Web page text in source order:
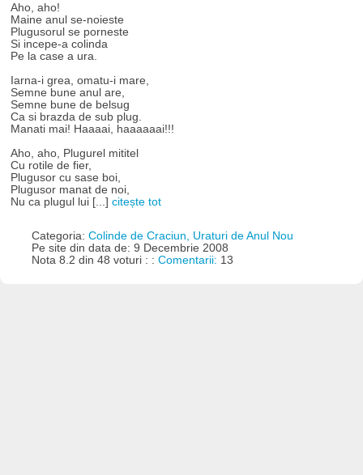
Aho, aho!
Maine anul se-noieste
Plugusorul se porneste
Si incepe-a colinda
Pe la case a ura.
Iarna-i grea, omatu-i mare,
Semne bune anul are,
Semne bune de belsug
Ca si brazda de sub plug.
Manati mai! Haaaai, haaaaaai!!!
Aho, aho, Plugurel mititel
Cu rotile de fier,
Plugusor cu sase boi,
Plugusor manat de noi,
Nu ca plugul lui [...]citește tot
Categoria: Colinde de Craciun, Uraturi de Anul Nou
Pe site din data de: 9 Decembrie 2008
Nota 8.2 din 48 voturi : : Comentarii: 13